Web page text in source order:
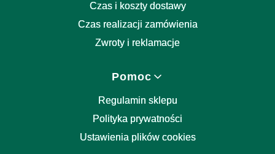
Czas i koszty dostawy
Czas realizacji zamówienia
Zwroty i reklamacje
Pomoc
Regulamin sklepu
Polityka prywatności
Ustawienia plików cookies